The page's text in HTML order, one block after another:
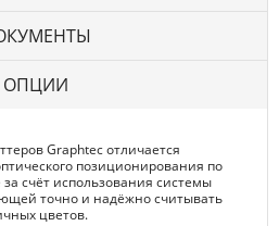
ОПЦИИ
Graphtec отличается
позиционирования по
счёт использования системы
точно и надёжно считывать
цветов.